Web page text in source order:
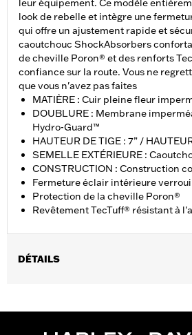
leur équipement. Ce modèle
look de rebelle et intègre une
qui offre un ajustement rapide et
caoutchouc ShockAbsorbers
de cheville Poron® et des renforts
confiance sur la route. Vous ne
que vous n'avez pas faites
MATIÈRE : Cuir pleine fleur
DOUBLURE : Membrane
Hydro-Guard™
HAUTEUR DE TIGE : 7” /
SEMELLE EXTÉRIEURE :
CONSTRUCTION : Construction
Fermeture éclair intérieure
Protection de la cheville Poron®
Revêtement TecTuff® résistant à
DÉTAILS
Caractéristiques fonctionnelles: